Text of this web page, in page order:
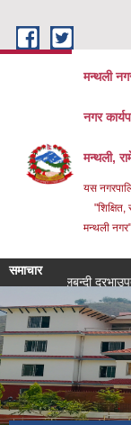
मन्थली
नगर
मन्थली,
यस
"शिक्षित,
मन्थली नगर"
समाचार
सिलबन्दी दरभाउपत्र
मकैको खेती पुस्तकका